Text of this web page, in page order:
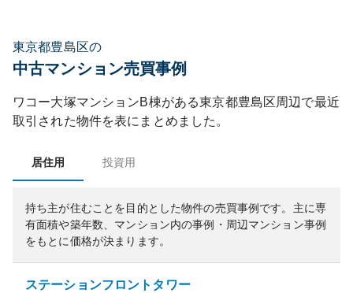
東京都豊島区の
中古マンション売買事例
ワコー大塚マンションB棟がある東京都豊島区周辺で最近
取引された物件を表にまとめました。
居住用 投資用
持ち主が住むことを目的とした物件の売買事例です。 主に専
有面積や築年数、マンション内の事例・周辺マンション事例
をもとに価格が決まります。
ステーションフロントタワー